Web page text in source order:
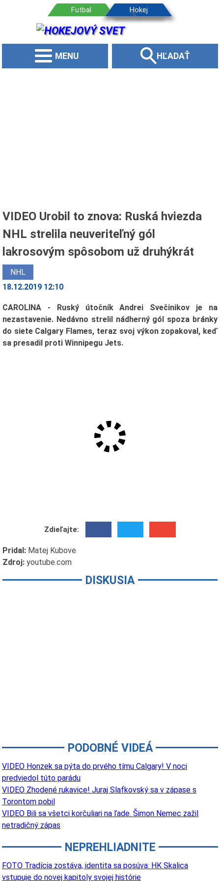
MENU HĽADAŤ
VIDEO Urobil to znova: Ruská hviezda
NHL strelila neuveriteľný gól
lakrosovým spôsobom už druhýkrát
NHL
18.12.2019 12:10
CAROLINA - Ruský útočník Andrei Svečinikov je na
nezastavenie. Nedávno strelil nádherný gól spoza bránky
do siete Calgary Flames, teraz svoj výkon zopakoval, keď
sa presadil proti Winnipegu Jets.
Zdieľajte:
Pridal: Matej Kubove
Zdroj: youtube.com
DISKUSIA
PODOBNÉ VIDEÁ
VIDEO Honzek sa pýta do prvého tímu Calgary! V noci
predviedol túto parádu
VIDEO Zhodené rukavice! Juraj Slafkovský sa v zápase s
Torontom pobil
VIDEO Bili sa všetci korčuliari na ľade. Šimon Nemec zažil
netradičný zápas
NEPREHLIADNITE
FOTO Tradícia zostáva, identita sa posúva: HK Skalica
vstupuje do novej kapitoly svojej histórie